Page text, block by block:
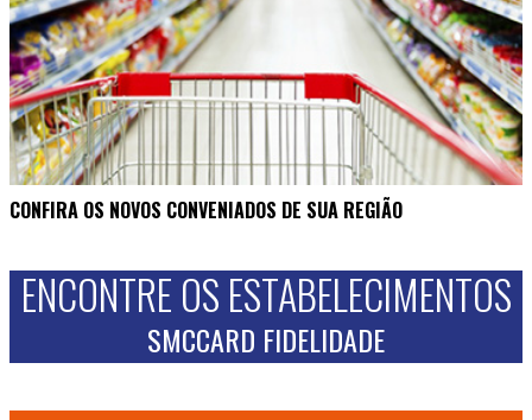
CONFIRA OS NOVOS CONVENIADOS DE SUA REGIÃO
ENCONTRE OS ESTABELECIMENTOS
SMCCARD FIDELIDADE